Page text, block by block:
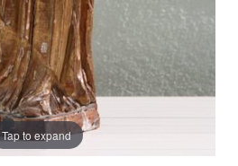
Tap to expand